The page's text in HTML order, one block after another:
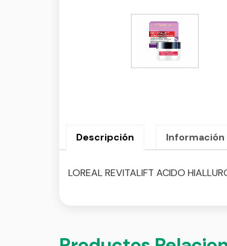
Descripción Información
LOREAL REVITALIFT ACIDO